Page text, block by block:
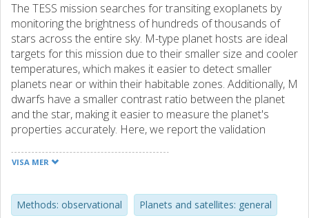
The TESS mission searches for transiting exoplanets by
monitoring the brightness of hundreds of thousands of
stars across the entire sky. M-type planet hosts are ideal
targets for this mission due to their smaller size and cooler
temperatures, which makes it easier to detect smaller
planets near or within their habitable zones. Additionally, M
dwarfs have a smaller contrast ratio between the planet
and the star, making it easier to measure the planet's
properties accurately. Here, we report the validation
M dwarfs. We studied the nature of these candidates
MuSCAT3, and LCO-SINISTRO), high-spatial resolution
VISA MER
Methods: observational Planets and satellites: general